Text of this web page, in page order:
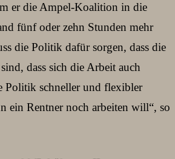
er die Ampel-Koalition in die
fünf oder zehn Stunden mehr
die Politik dafür sorgen, dass die
dass sich die Arbeit auch
Politik schneller und flexibler
ein Rentner noch arbeiten will“, so